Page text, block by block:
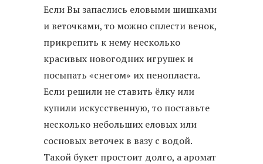
Если Вы запаслись еловыми шишками
и веточками, то можно сплести венок,
прикрепить к нему несколько
красивых новогодних игрушек и
посыпать «снегом» их пенопласта.
Если решили не ставить ёлку или
купили искусственную, то поставьте
несколько небольших еловых или
сосновых веточек в вазу с водой.
Такой букет простоит долго, а аромат